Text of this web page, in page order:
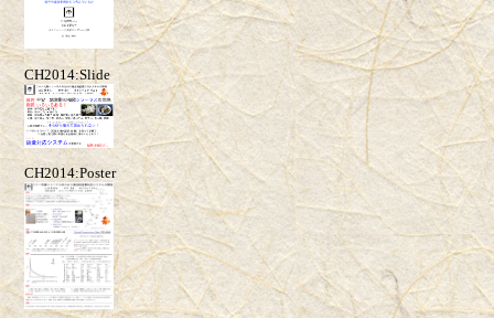
CH2014:Slide
CH2014:Poster